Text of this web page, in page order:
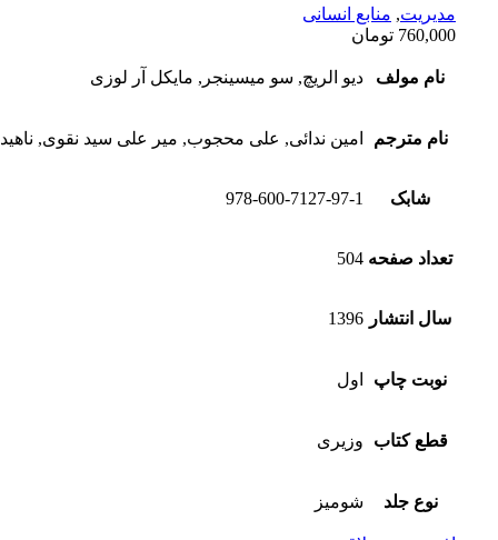
مدیریت, منابع انسانی
760,000 تومان
نام مولف دیو الریچ, سو میسینجر, مایکل آر لوزی
نام مترجم امین ندائی, علی محجوب, میر علی سید نقوی,
شابک 978-600-7127-97-1
تعداد صفحه 504
سال انتشار 1396
نوبت چاپ اول
قطع کتاب وزیری
نوع جلد شومیز